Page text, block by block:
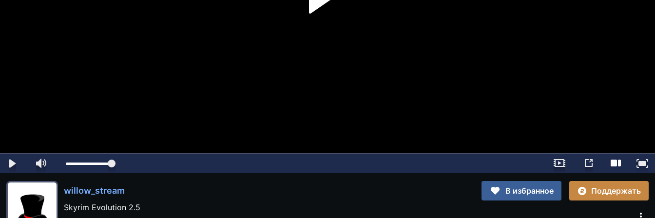
willow_stream В избранное
Поддержать
Skyrim Evolution 2.5